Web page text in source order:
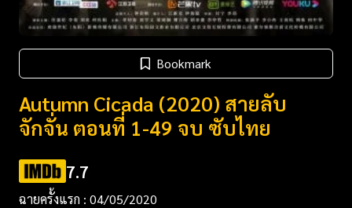
Bookmark
Autumn Cicada (2020) สายลับ
จักจั่น ตอนที่ 1-49 จบ ซับไทย
7.7
ฉายครั้งแรก : 04/05/2020